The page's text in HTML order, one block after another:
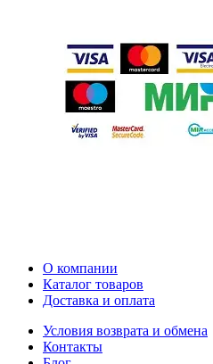
О компании
Каталог товаров
Доставка и оплата
Условия возврата и обмена
Контакты